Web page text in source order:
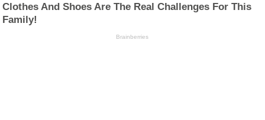
Clothes And Shoes Are The Real Challenges For This
Family!
Brainberries